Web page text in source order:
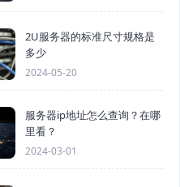
2U服务器的标准尺寸规格是
多少
2024-05-20
服务器ip地址怎么查询？在哪
里看？
2024-03-01